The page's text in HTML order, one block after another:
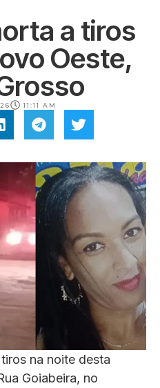
a tiros
Oeste,
11:11 AM
na noite desta
Goiabeira, no